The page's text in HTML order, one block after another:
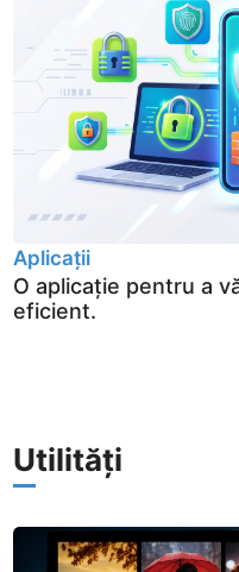
Aplicații
O aplicație pentru a
eficient.
Utilități